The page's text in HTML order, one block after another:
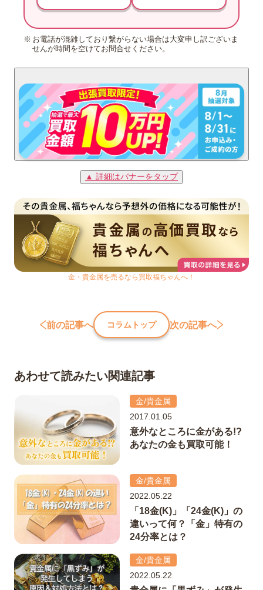
お電話が混雑しており繋がらない場合は大変申し訳ございま
せんが時間を空けてお問合せください。
▲ 詳細はバナーをタップ
金・貴金属を売るなら買取福ちゃんへ！
前の記事へ コラムトップ 次の記事へ
あわせて読みたい関連記事
金/貴金属
2017.01.05
意外なところに金がある!?
あなたの金も買取可能！
金/貴金属
2022.05.22
「18金(K)」「24金(K)」の
違いって何？「金」特有の
24分率とは？
金/貴金属
2022.05.22